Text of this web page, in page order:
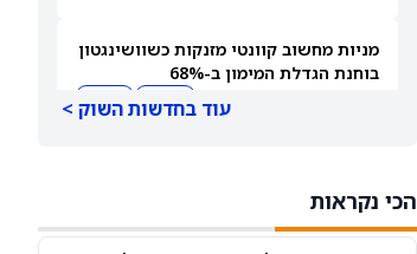
מניות מחשוב קוונטי מזנקות כשוושינגטון
בוחנת הגדלת המימון ב-68%
עוד בחדשות השוק >
הכי נקראות